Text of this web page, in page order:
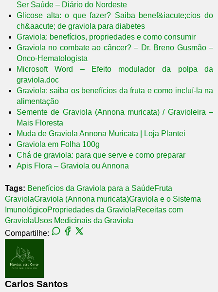
Ser Saúde – Diário do Nordeste
Glicose alta: o que fazer? Saiba benef&iacute;cios do
ch&aacute; de graviola para diabetes
Graviola: benefícios, propriedades e como consumir
Graviola no combate ao câncer? – Dr. Breno Gusmão –
Onco-Hematologista
Microsoft Word – Efeito modulador da polpa da
graviola.doc
Graviola: saiba os benefícios da fruta e como incluí-la na
alimentação
Semente de Graviola (Annona muricata) / Gravioleira –
Mais Floresta
Muda de Graviola Annona Muricata | Loja Plantei
Graviola em Folha 100g
Chá de graviola: para que serve e como preparar
Apis Flora – Graviola ou Annona
Tags: Benefícios da Graviola para a SaúdeFruta
GraviolaGraviola (Annona muricata)Graviola e o Sistema
ImunológicoPropriedades da GraviolaReceitas com
GraviolaUsos Medicinais da Graviola
Compartilhe:
Carlos Santos